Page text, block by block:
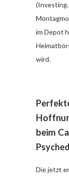
im Depot
wird.
beim
Die jetzt